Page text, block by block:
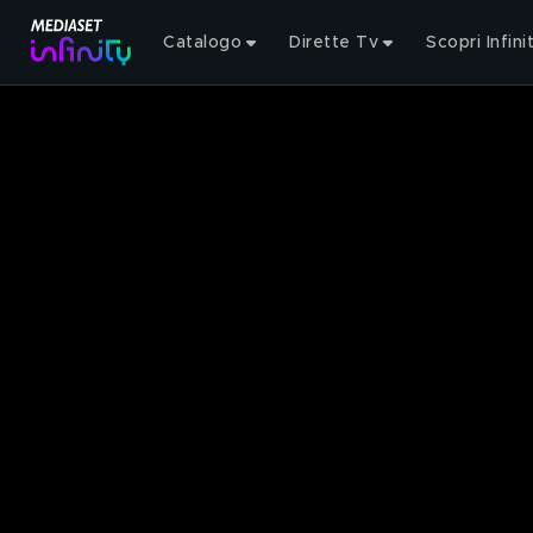
Catalogo Dirette Tv Scopri